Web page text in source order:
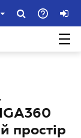
простір